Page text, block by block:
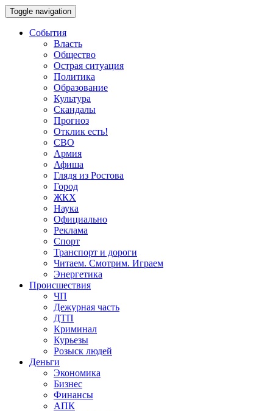
Toggle navigation
События
Власть
Общество
Острая ситуация
Политика
Образование
Культура
Скандалы
Прогноз
Отклик есть!
СВО
Армия
Афиша
Глядя из Ростова
Город
ЖКХ
Наука
Официально
Реклама
Спорт
Транспорт и дороги
Читаем. Смотрим. Играем
Энергетика
Происшествия
ЧП
Дежурная часть
ДТП
Криминал
Курьезы
Розыск людей
Деньги
Экономика
Бизнес
Финансы
АПК